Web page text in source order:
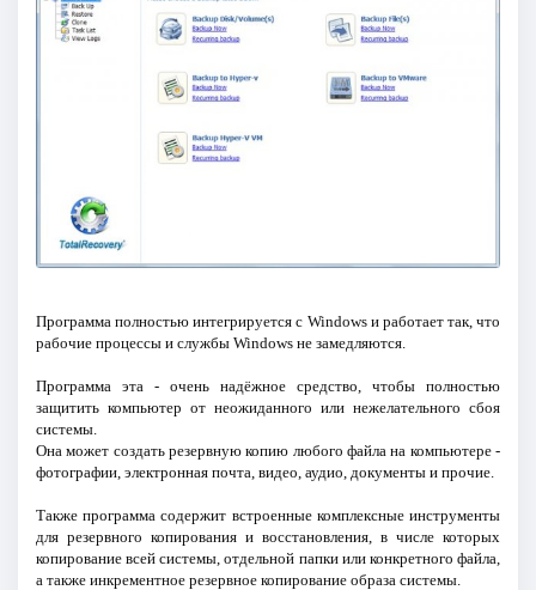
Программа полностью интегрируется с Windows и работает так, что
рабочие процессы и службы Windows не замедляются.
Программа эта - очень надёжное средство, чтобы полностью
защитить компьютер от неожиданного или нежелательного сбоя
системы.
Она может создать резервную копию любого файла на компьютере -
фотографии, электронная почта, видео, аудио, документы и прочие.
Также программа содержит встроенные комплексные инструменты
для резервного копирования и восстановления, в числе которых
копирование всей системы, отдельной папки или конкретного файла,
а также инкрементное резервное копирование образа системы.